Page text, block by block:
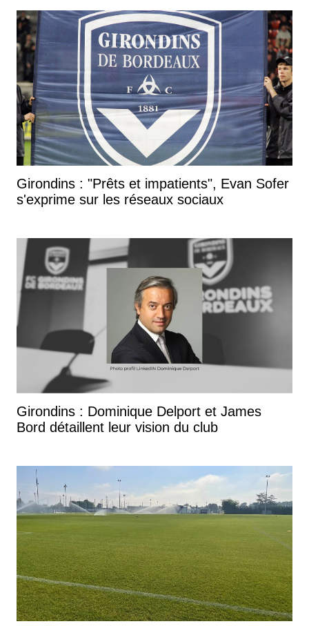
Girondins : "Prêts et impatients", Evan Sofer
s'exprime sur les réseaux sociaux
Girondins : Dominique Delport et James
Bord détaillent leur vision du club